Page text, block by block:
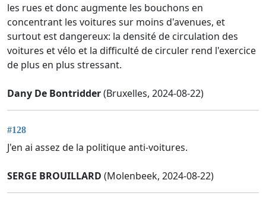
les rues et donc augmente les bouchons en
concentrant les voitures sur moins d'avenues, et
surtout est dangereux: la densité de circulation des
voitures et vélo et la difficulté de circuler rend l'exercice
de plus en plus stressant.
Dany De Bontridder(Bruxelles, 2024-08-22)
#128
J'en ai assez de la politique anti-voitures.
SERGE BROUILLARD (Molenbeek, 2024-08-22)